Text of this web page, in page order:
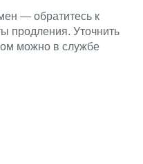
— обратитесь к
продления. Уточнить
можно в службе